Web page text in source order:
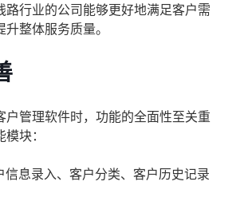
路行业的公司能够更好地满足客户需
整体服务质量。
户管理软件时，功能的全面性至关重
块：
信息录入、客户分类、客户历史记录